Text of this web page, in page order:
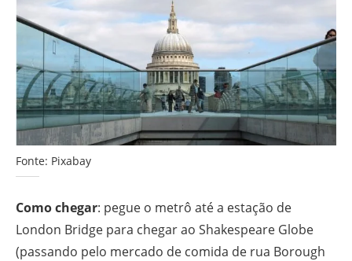
Fonte: Pixabay
Como chegar: pegue o metrô até a estação de
London Bridge para chegar ao Shakespeare Globe
(passando pelo mercado de comida de rua Borough